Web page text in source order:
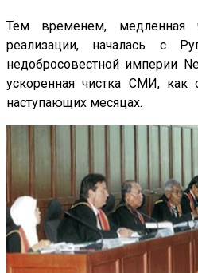
Тем временем,
реализации, началась с
недобросовестной империи
ускоренная чистка СМИ, как
наступающих месяцах.